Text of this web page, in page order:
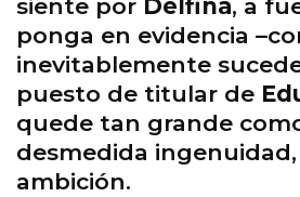
siente por Delfina, a
ponga en evidencia
inevitablemente
puesto de titular de
quede tan grande
desmedida
ambición.